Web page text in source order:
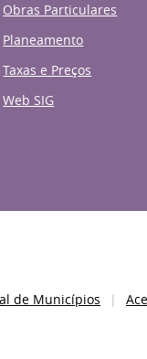
Obras Particulares
Planeamento
Taxas e Preços
Web SIG
de Municípios